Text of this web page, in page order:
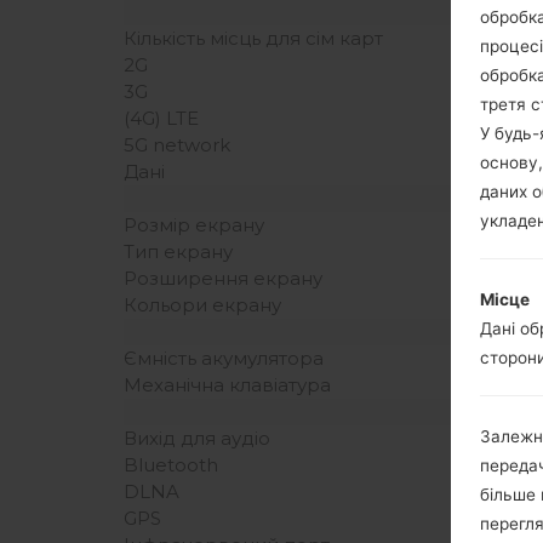
Кількість місць для сім карт
2G
3G
(4G) LTE
5G network
Дані
Розмір екрану
Тип екрану
Розширення екрану
Кольори екрану
Ємність акумулятора
Механічна клавіатура
Вихід для аудіо
Bluetooth
DLNA
GPS
третя
У будь-
даних
Місце
Дані
більше